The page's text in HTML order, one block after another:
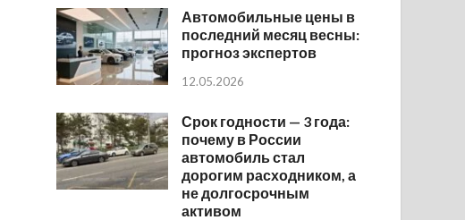
Автомобильные цены в
последний месяц весны:
прогноз экспертов
12.05.2026
Срок годности — 3 года:
почему в России
автомобиль стал
дорогим расходником, а
не долгосрочным
активом